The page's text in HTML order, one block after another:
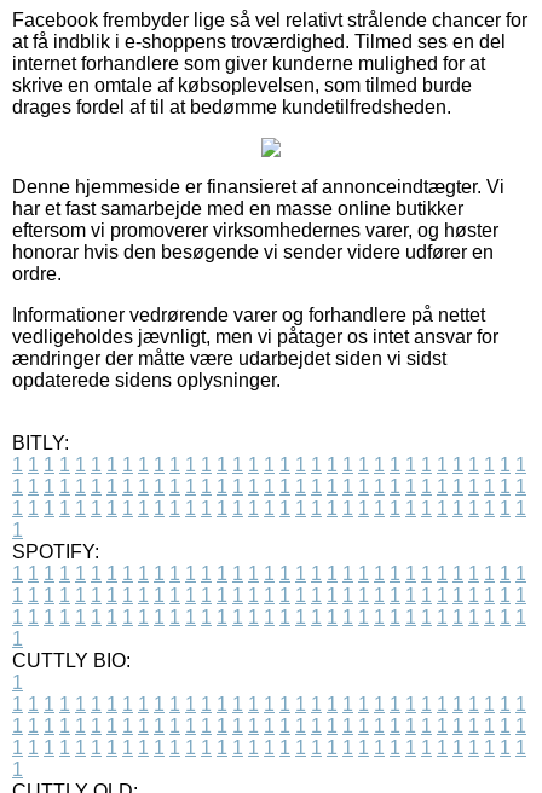
Facebook frembyder lige så vel relativt strålende chancer for
at få indblik i e-shoppens troværdighed. Tilmed ses en del
internet forhandlere som giver kunderne mulighed for at
skrive en omtale af købsoplevelsen, som tilmed burde
drages fordel af til at bedømme kundetilfredsheden.
Denne hjemmeside er finansieret af annonceindtægter. Vi
har et fast samarbejde med en masse online butikker
eftersom vi promoverer virksomhedernes varer, og høster
honorar hvis den besøgende vi sender videre udfører en
ordre.
Informationer vedrørende varer og forhandlere på nettet
vedligeholdes jævnligt, men vi påtager os intet ansvar for
ændringer der måtte være udarbejdet siden vi sidst
opdaterede sidens oplysninger.
BITLY:
1 1 1 1 1 1 1 1 1 1 1 1 1 1 1 1 1 1 1 1 1 1 1 1 1 1 1 1 1 1 1 1 1
1 1 1 1 1 1 1 1 1 1 1 1 1 1 1 1 1 1 1 1 1 1 1 1 1 1 1 1 1 1 1 1 1
1 1 1 1 1 1 1 1 1 1 1 1 1 1 1 1 1 1 1 1 1 1 1 1 1 1 1 1 1 1 1 1 1
1
SPOTIFY:
1 1 1 1 1 1 1 1 1 1 1 1 1 1 1 1 1 1 1 1 1 1 1 1 1 1 1 1 1 1 1 1 1
1 1 1 1 1 1 1 1 1 1 1 1 1 1 1 1 1 1 1 1 1 1 1 1 1 1 1 1 1 1 1 1 1
1 1 1 1 1 1 1 1 1 1 1 1 1 1 1 1 1 1 1 1 1 1 1 1 1 1 1 1 1 1 1 1 1
1
CUTTLY BIO:
1
1 1 1 1 1 1 1 1 1 1 1 1 1 1 1 1 1 1 1 1 1 1 1 1 1 1 1 1 1 1 1 1 1
1 1 1 1 1 1 1 1 1 1 1 1 1 1 1 1 1 1 1 1 1 1 1 1 1 1 1 1 1 1 1 1 1
1 1 1 1 1 1 1 1 1 1 1 1 1 1 1 1 1 1 1 1 1 1 1 1 1 1 1 1 1 1 1 1 1
1